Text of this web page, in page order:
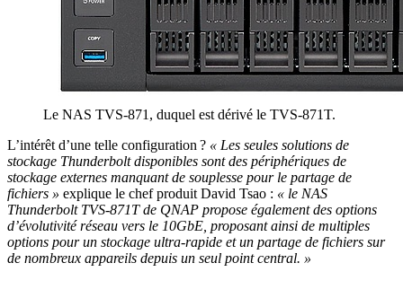
Le NAS TVS-871, duquel est dérivé le TVS-871T.
L’intérêt d’une telle configuration ? « Les seules solutions de
stockage Thunderbolt disponibles sont des périphériques de
stockage externes manquant de souplesse pour le partage de
fichiers » explique le chef produit David Tsao : « le NAS
Thunderbolt TVS-871T de QNAP propose également des options
d’évolutivité réseau vers le 10GbE, proposant ainsi de multiples
options pour un stockage ultra-rapide et un partage de fichiers sur
de nombreux appareils depuis un seul point central. »